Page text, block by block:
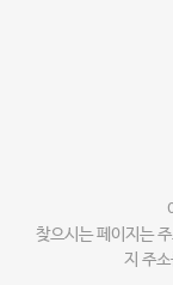
찾으시는 페이지는
지 주